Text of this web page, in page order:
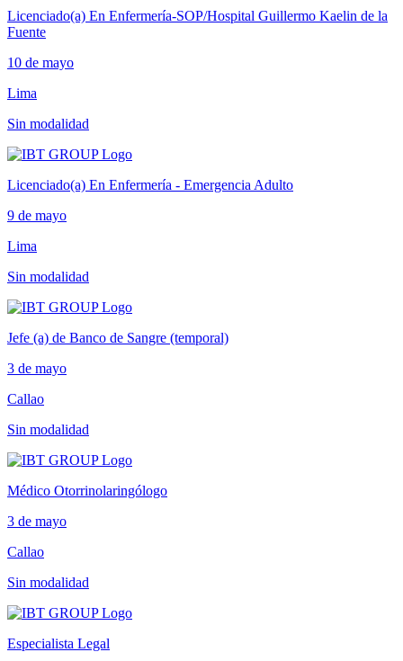
Licenciado(a) En Enfermería-SOP/Hospital Guillermo Kaelin de la
Fuente
10 de mayo
Lima
Sin modalidad
Licenciado(a) En Enfermería - Emergencia Adulto
9 de mayo
Lima
Sin modalidad
Jefe (a) de Banco de Sangre (temporal)
3 de mayo
Callao
Sin modalidad
Médico Otorrinolaringólogo
3 de mayo
Callao
Sin modalidad
Especialista Legal